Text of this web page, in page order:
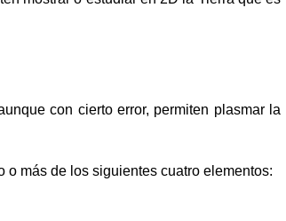
con cierto error, permiten plasmar la
o más de los siguientes cuatro elementos: